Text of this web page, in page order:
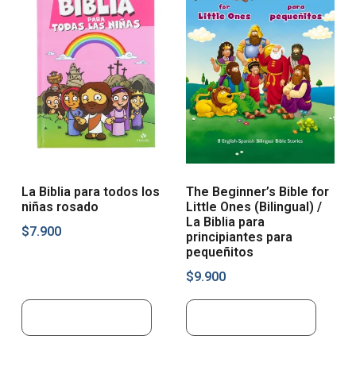
La Biblia para todos los
niñas rosado
$7.900
The Beginner’s Bible for
Little Ones (Bilingual) /
La Biblia para
principiantes para
pequeñitos
$9.900